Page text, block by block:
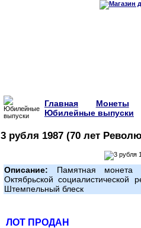
Главная
Монеты
Юбилейные выпуски
3 рубля 1987 (70 лет
Описание: Памятная монета
Октябрьской социалистической
Штемпельный блеск
ЛОТ ПРОДАН